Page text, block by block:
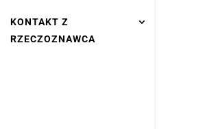
KONTAKT Z
RZECZOZNAWCA